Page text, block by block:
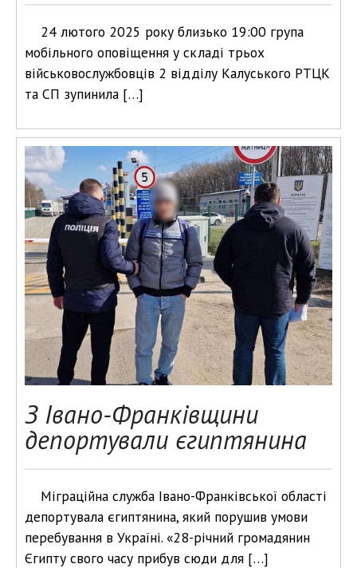
24 лютого 2025 року близько 19:00 група
мобільного оповіщення у складі трьох
військовослужбовців 2 відділу Калуського РТЦК
та СП зупинила […]
З Івано-Франківщини
депортували єгиптянина
Міграційна служба Івано-Франківської області
депортувала єгиптянина, який порушив умови
перебування в Україні. «28-річний громадянин
Єгипту свого часу прибув сюди для […]